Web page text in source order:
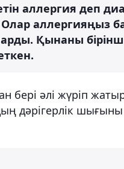
аллергия деп
аллергияңыз
Қынаны
бері әлі жүріп
дәрігерлік